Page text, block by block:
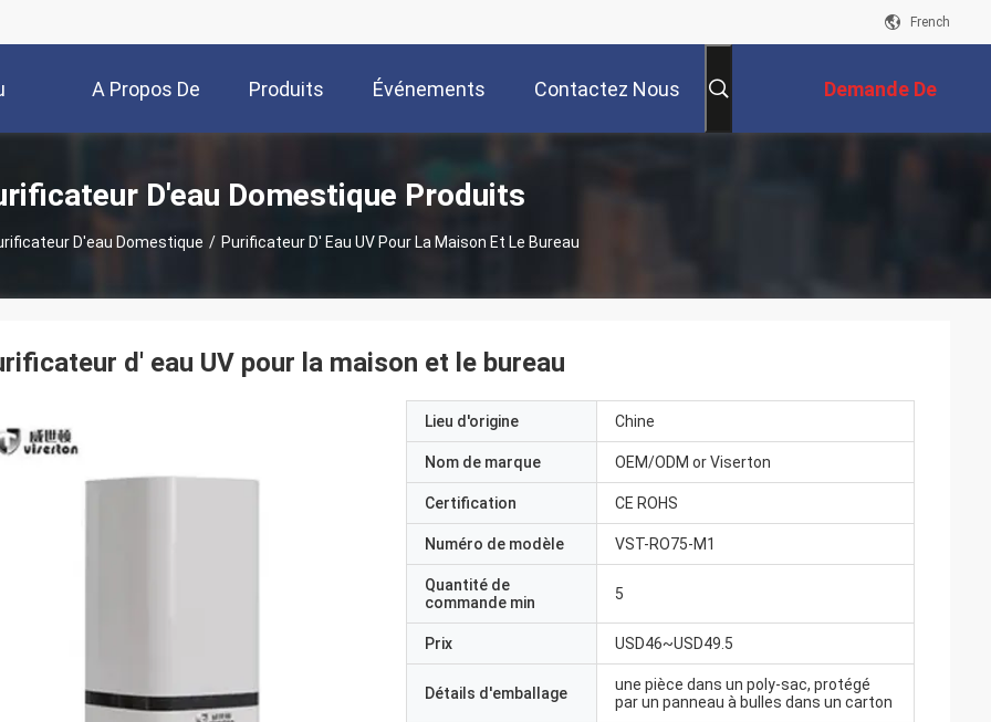
French
A Propos De
Nous
Produits Événements Contactez Nous Demande De
Soumission
D'eau Domestique Produits
D'eau Domestique / Purificateur D' Eau UV Pour La Maison Et Le Bureau
d' eau UV pour la maison et le bureau
Lieu d'origine Chine
Nom de marque OEM/ODM or Viserton
Certification CE ROHS
Numéro de modèle VST-RO75-M1
Quantité de
commande min
5
Prix USD46~USD49.5
Détails d'emballage
une pièce dans un poly-sac, protégé
par un panneau à bulles dans un carton